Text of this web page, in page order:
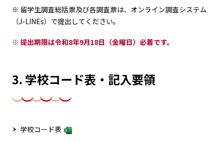
※ 留学生調査総括票及び各調査票は、オンライン調査システム
（J-LINEs）で提出してください。
※ 提出期限は令和8年9月18日（金曜日）必着です。
3. 学校コード表・記入要領
学校コード表